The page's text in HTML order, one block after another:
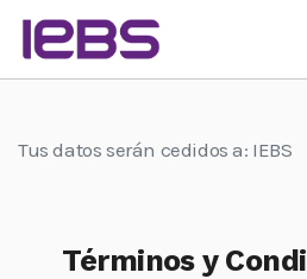
Tus datos serán cedidos a: IEBS
Términos y